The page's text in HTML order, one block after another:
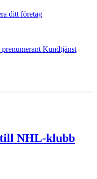
ditt företag
Kundtjänst
NHL-klubb